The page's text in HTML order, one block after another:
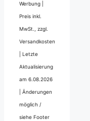
Werbung |
Preis inkl.
MwSt., zzgl.
Versandkosten
Letzte
Aktualisierung
am 6.08.2026
Änderungen
möglich /
siehe Footer